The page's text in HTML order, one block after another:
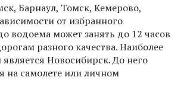
Барнаул, Томск, Кемерово,
от избранного
водоема может занять до 12 часов
разного качества. Наиболее
Новосибирск. До него
на самолете или личном